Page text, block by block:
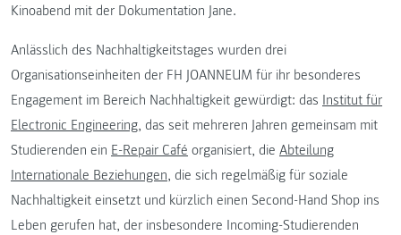
Kinoabend mit der Dokumentation Jane.
Anlässlich des Nachhaltigkeitstages wurden drei
Organisationseinheiten der FH JOANNEUM für ihr besonderes
Engagement im Bereich Nachhaltigkeit gewürdigt: das Institut für
Electronic Engineering, das seit mehreren Jahren gemeinsam mit
Studierenden ein E-Repair Café organisiert, die Abteilung
Internationale Beziehungen, die sich regelmäßig für soziale
Nachhaltigkeit einsetzt und kürzlich einen Second-Hand Shop ins
Leben gerufen hat, der insbesondere Incoming-Studierenden